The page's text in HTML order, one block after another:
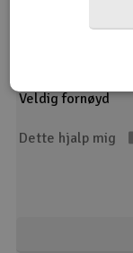
Veldig fornøyd
Dette hjalp mig